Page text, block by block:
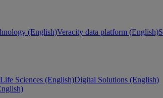
(English)Veracity data platform (English)
Life Sciences (English)Digital Solutions (English)